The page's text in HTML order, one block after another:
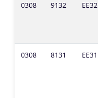
0308 9132 EE32
0308 8131 EE31